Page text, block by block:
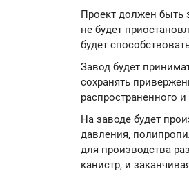
Проект должен быть
не будет
будет
Завод будет
сохранять
распространенного
На заводе будет
давления,
для производства
канистр, и